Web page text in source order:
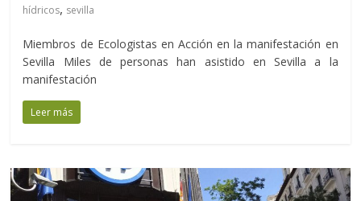
hídricos, sevilla
Miembros de Ecologistas en Acción en la manifestación en
Sevilla Miles de personas han asistido en Sevilla a la
manifestación
Leer más